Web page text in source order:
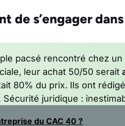
de s’engager
pacsé rencontré chez
leur achat 50/50 serait
80% du prix. Ils ont
juridique :
du CAC 40 ?